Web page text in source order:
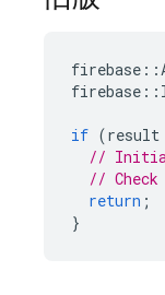
firebase ::
firebase ::
if (result
//
//
return ;
}